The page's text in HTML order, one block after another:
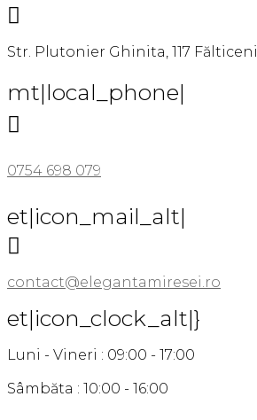

Str. Plutonier Ghinita, 117 Fălticeni
mt|local_phone|

0754 698 079
et|icon_mail_alt|

contact@elegantamiresei.ro
et|icon_clock_alt|}
Luni - Vineri : 09:00 - 17:00
Sâmbăta : 10:00 - 16:00